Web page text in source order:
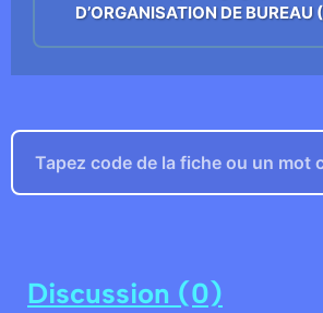
D’ORGANISATION DE
Discussion (0)